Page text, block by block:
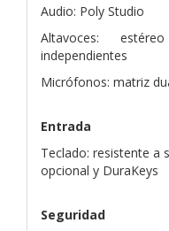
Audio: Poly Studio
Altavoces:
independientes
Micrófonos: matriz
Entrada
Teclado: resistente a
opcional y DuraKeys
Seguridad